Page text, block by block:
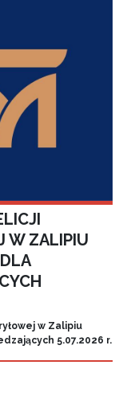
W ZALIPIU
w Zalipiu
5.07.2026 r.